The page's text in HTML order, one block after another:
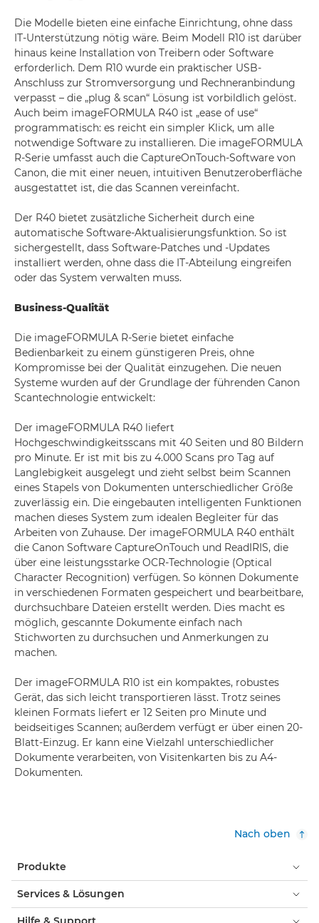
Die Modelle bieten eine einfache Einrichtung, ohne dass
IT-Unterstützung nötig wäre. Beim Modell R10 ist darüber
hinaus keine Installation von Treibern oder Software
erforderlich. Dem R10 wurde ein praktischer USB-
Anschluss zur Stromversorgung und Rechneranbindung
verpasst – die „plug & scan“ Lösung ist vorbildlich gelöst.
Auch beim imageFORMULA R40 ist „ease of use“
programmatisch: es reicht ein simpler Klick, um alle
notwendige Software zu installieren. Die imageFORMULA
R-Serie umfasst auch die CaptureOnTouch-Software von
Canon, die mit einer neuen, intuitiven Benutzeroberfläche
ausgestattet ist, die das Scannen vereinfacht.
Der R40 bietet zusätzliche Sicherheit durch eine
automatische Software-Aktualisierungsfunktion. So ist
sichergestellt, dass Software-Patches und -Updates
installiert werden, ohne dass die IT-Abteilung eingreifen
oder das System verwalten muss.
Business-Qualität
Die imageFORMULA R-Serie bietet einfache
Bedienbarkeit zu einem günstigeren Preis, ohne
Kompromisse bei der Qualität einzugehen. Die neuen
Systeme wurden auf der Grundlage der führenden Canon
Scantechnologie entwickelt:
Der imageFORMULA R40 liefert
Hochgeschwindigkeitsscans mit 40 Seiten und 80 Bildern
pro Minute. Er ist mit bis zu 4.000 Scans pro Tag auf
Langlebigkeit ausgelegt und zieht selbst beim Scannen
eines Stapels von Dokumenten unterschiedlicher Größe
zuverlässig ein. Die eingebauten intelligenten Funktionen
machen dieses System zum idealen Begleiter für das
Arbeiten von Zuhause. Der imageFORMULA R40 enthält
die Canon Software CaptureOnTouch und ReadIRIS, die
über eine leistungsstarke OCR-Technologie (Optical
Character Recognition) verfügen. So können Dokumente
in verschiedenen Formaten gespeichert und bearbeitbare,
durchsuchbare Dateien erstellt werden. Dies macht es
möglich, gescannte Dokumente einfach nach
Stichworten zu durchsuchen und Anmerkungen zu
machen.
Der imageFORMULA R10 ist ein kompaktes, robustes
Gerät, das sich leicht transportieren lässt. Trotz seines
kleinen Formats liefert er 12 Seiten pro Minute und
beidseitiges Scannen; außerdem verfügt er über einen 20-
Blatt-Einzug. Er kann eine Vielzahl unterschiedlicher
Dokumente verarbeiten, von Visitenkarten bis zu A4-
Dokumenten.
Nach oben
Produkte
Services & Lösungen